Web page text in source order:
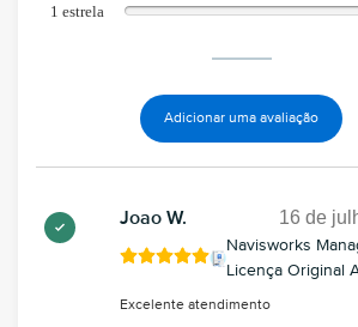
1 estrela
Adicionar uma avaliação
Joao W. 16 de
Navisworks
Licença Original
Excelente atendimento